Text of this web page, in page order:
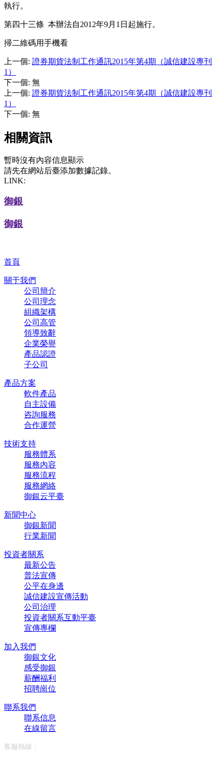
執行。
第四十三條 本辦法自2012年9月1日起施行。
掃二維碼用手機看
上一個: 證券期貨法制工作通訊2015年第4期（誠信建設專刊
1）
下一個: 無
上一個: 證券期貨法制工作通訊2015年第4期（誠信建設專刊
1）
下一個: 無
相關資訊
暫時沒有內容信息顯示
請先在網站后臺添加數據記錄。
LINK:
御銀
御銀
首頁
關于我們
公司簡介
公司理念
組織架構
公司高管
領導致辭
企業榮譽
產品認證
子公司
產品方案
軟件產品
自主設備
咨詢服務
合作運營
技術支持
服務體系
服務內容
服務流程
服務網絡
御銀云平臺
新聞中心
御銀新聞
行業新聞
投資者關系
最新公告
普法宣傳
公平在身邊
誠信建設宣傳活動
公司治理
投資者關系互動平臺
宣傳專欄
加入我們
御銀文化
感受御銀
薪酬福利
招聘崗位
聯系我們
聯系信息
在線留言
客服熱線：